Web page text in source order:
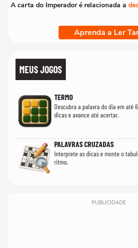
A carta do Imperador é relacionada a
Aprenda a Ler
MEUS JOGOS
TERMO
Descubra a palavra do dia em até
dicas e avance até acertar.
PALAVRAS CRUZADAS
Interprete as dicas e monte o
ritmo.
PUBLICIDADE